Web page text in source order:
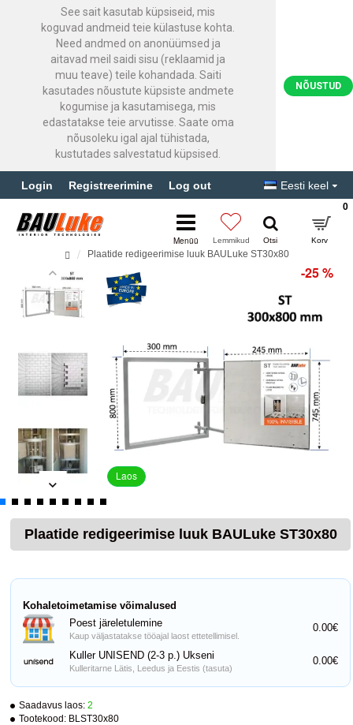
See sait kasutab küpsiseid, mis
koguvad andmeid teie külastuse kohta.
Need andmed on anonüümsed ja
aitavad meil saidi sisu (reklaamid ja
muu teave) teile kohandada. Saiti
kasutades nõustute küpsiste andmete
kogumise ja kasutamisega, mis
edastatakse teie arvutisse. Saate oma
nõusoleku igal ajal tühistada,
kustutades salvestatud küpsised.
NÕUSTUD
Login Registreerimine Log out Eesti keel
0
Plaatide redigeerimise luuk BAULuke ST30x80
Laos
-25 %
Plaatide redigeerimise luuk BAULuke ST30x80
Saadavus laos: 2
Tootekood: BLST30x80
Kohaletoimetamise võimalused
Poest järeletulemine
Kaup väljastatakse tööajal laost ettetellimisel.
0.00€
Kuller UNISEND (2-3 p.) Ukseni
Kulleritarne Lätis, Leedus ja Eestis (tasuta)
0.00€